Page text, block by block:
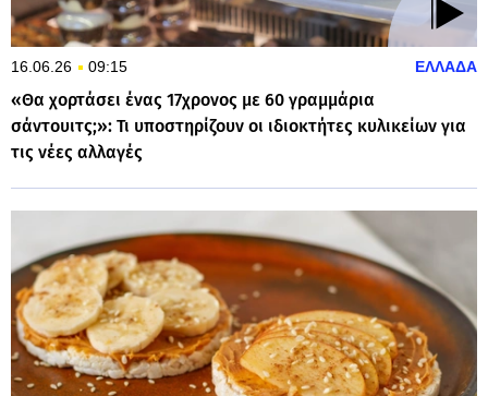
16.06.26 09:15 ΕΛΛΑΔΑ
«Θα χορτάσει ένας 17χρονος με 60 γραμμάρια
σάντουιτς;»: Τι υποστηρίζουν οι ιδιοκτήτες κυλικείων για
τις νέες αλλαγές